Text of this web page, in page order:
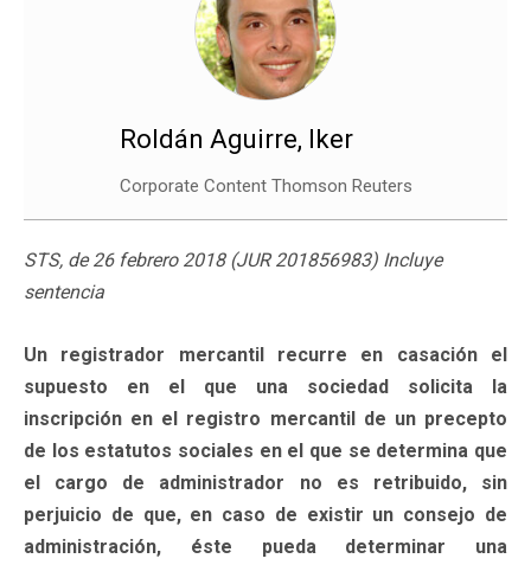
Roldán Aguirre, Iker
Corporate Content Thomson Reuters
STS, de 26 febrero 2018 (JUR 201856983) Incluye
sentencia
Un registrador mercantil recurre en casación el
supuesto en el que una sociedad solicita la
inscripción en el registro mercantil de un precepto
de los estatutos sociales en el que se determina que
el cargo de administrador no es retribuido, sin
perjuicio de que, en caso de existir un consejo de
administración, éste pueda determinar una